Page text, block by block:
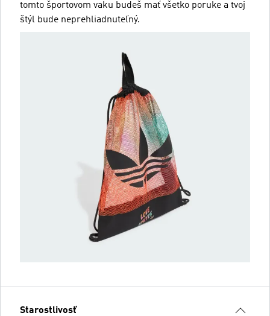
tomto športovom vaku budeš mať všetko poruke a tvoj
štýl bude neprehliadnuteľný.
Starostlivosť